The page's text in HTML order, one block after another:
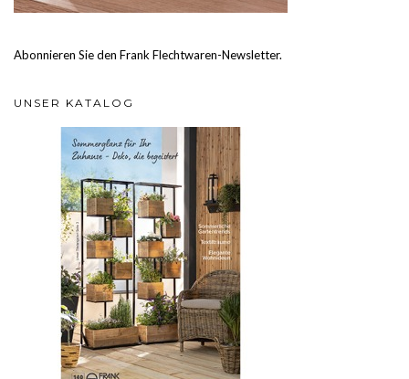
Abonnieren Sie den Frank Flechtwaren-Newsletter.
UNSER KATALOG